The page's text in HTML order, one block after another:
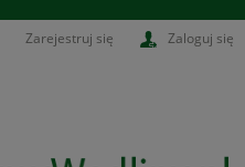
Zarejestruj się Zaloguj się